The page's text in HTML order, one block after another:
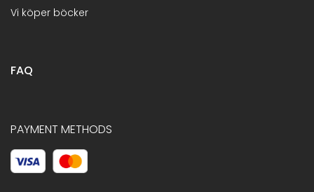
Vi köper böcker
FAQ
PAYMENT METHODS